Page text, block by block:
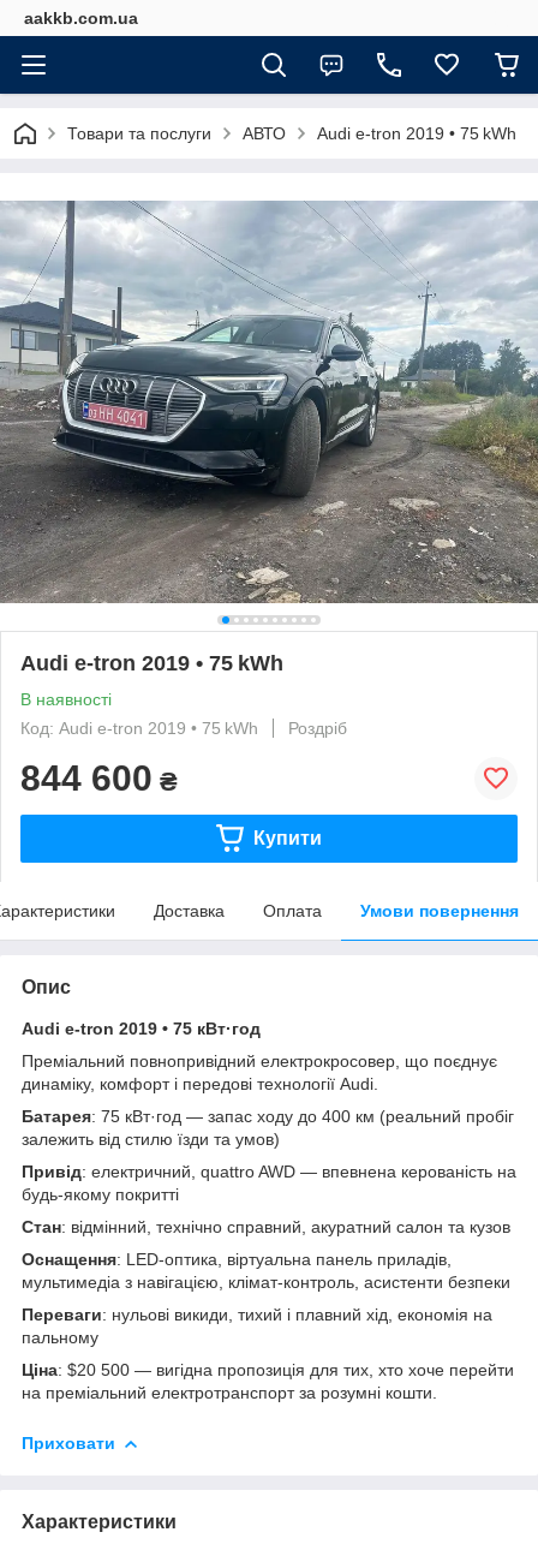
aakkb.com.ua
Товари та послуги АВТО Audi e-tron 2019 • 75 kWh
Audi e-tron 2019 • 75 kWh
В наявності
Код: Audi e-tron 2019 • 75 kWh
Роздріб
844 600 ₴
Купити
Доставка Оплата Умови повернення
Опис
Audi e-tron 2019 • 75 кВт·год
Преміальний повнопривідний електрокросовер, що поєднує
динаміку, комфорт і передові технології Audi.
Батарея: 75 кВт·год — запас ходу до 400 км (реальний пробіг
залежить від стилю їзди та умов)
Привід: електричний, quattro AWD — впевнена керованість на
будь-якому покритті
Стан: відмінний, технічно справний, акуратний салон та кузов
Оснащення: LED-оптика, віртуальна панель приладів,
мультимедіа з навігацією, клімат-контроль, асистенти безпеки
Переваги: нульові викиди, тихий і плавний хід, економія на
пальному
Ціна: $20 500 — вигідна пропозиція для тих, хто хоче перейти
на преміальний електротранспорт за розумні кошти.
Приховати
Характеристики